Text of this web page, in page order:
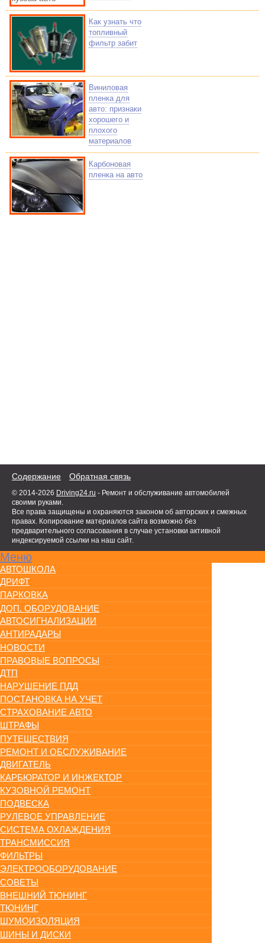
Как узнать что
топливный
фильтр забит
Виниловая
пленка для
авто: признаки
хорошего и
плохого
материалов
Карбоновая
пленка на авто
Содержание Обратная связь
© 2014-2026 Driving24.ru - Ремонт и обслуживание автомобилей
своими руками.
Все права защищены и охраняются законом об авторских и смежных
правах. Копирование материалов сайта возможно без
предварительного согласования в случае установки активной
индексируемой ссылки на наш сайт.
Меню
АВТОШКОЛА
ДРИФТ
ПАРКОВКА
ДОП. ОБОРУДОВАНИЕ
АВТОСИГНАЛИЗАЦИИ
АНТИРАДАРЫ
НОВОСТИ
ПРАВОВЫЕ ВОПРОСЫ
ДТП
НАРУШЕНИЕ ПДД
ПОСТАНОВКА НА УЧЕТ
СТРАХОВАНИЕ АВТО
ШТРАФЫ
ПУТЕШЕСТВИЯ
РЕМОНТ И ОБСЛУЖИВАНИЕ
ДВИГАТЕЛЬ
КАРБЮРАТОР И ИНЖЕКТОР
КУЗОВНОЙ РЕМОНТ
ПОДВЕСКА
РУЛЕВОЕ УПРАВЛЕНИЕ
СИСТЕМА ОХЛАЖДЕНИЯ
ТРАНСМИССИЯ
ФИЛЬТРЫ
ЭЛЕКТРООБОРУДОВАНИЕ
СОВЕТЫ
ВНЕШНИЙ ТЮНИНГ
ТЮНИНГ
ШУМОИЗОЛЯЦИЯ
ШИНЫ И ДИСКИ